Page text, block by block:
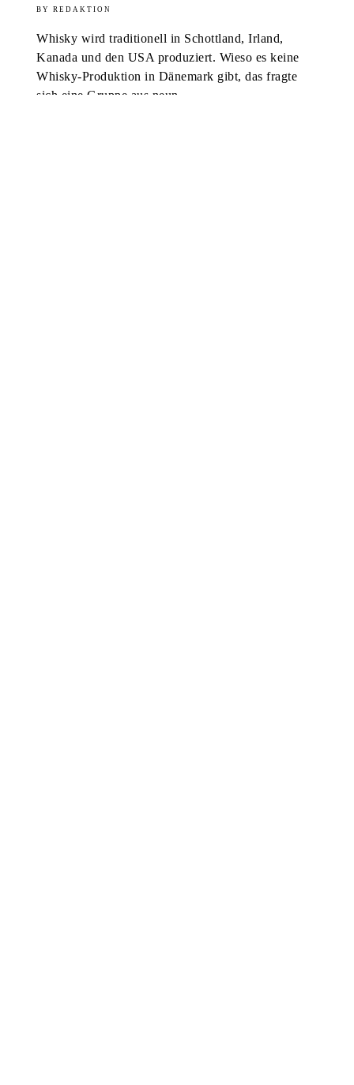
REDAKTION
Whisky wird traditionell in Schottland, Irland,
Kanada und den USA produziert. Wieso es keine
Whisky-Produktion in Dänemark gibt, das fragte
sich eine Gruppe aus neun…